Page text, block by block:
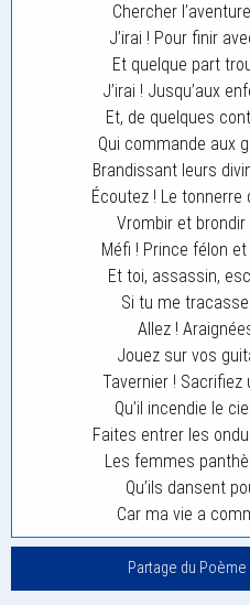
Chercher
J’irai ! Pour finir
Et quelque part
J’irai ! Jusqu’aux
Et, de quelques
Qui commande aux
Brandissant leurs
Écoutez ! Le
Vrombir et
Méfi ! Prince félon
Et toi, assassin,
Si tu me
Allez !
Jouez sur vos
Tavernier ! Sacrifiez
Qu’il incendie le
Faites entrer les
Les femmes
Qu’ils dansent
Car ma vie a
Partage du